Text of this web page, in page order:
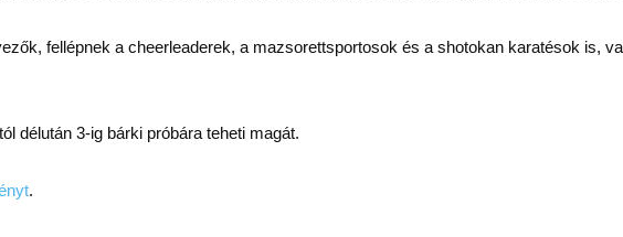
fellépnek a cheerleaderek, a mazsorettsportosok és a shotokan karatésok is,
délután 3-ig bárki próbára teheti magát.
.